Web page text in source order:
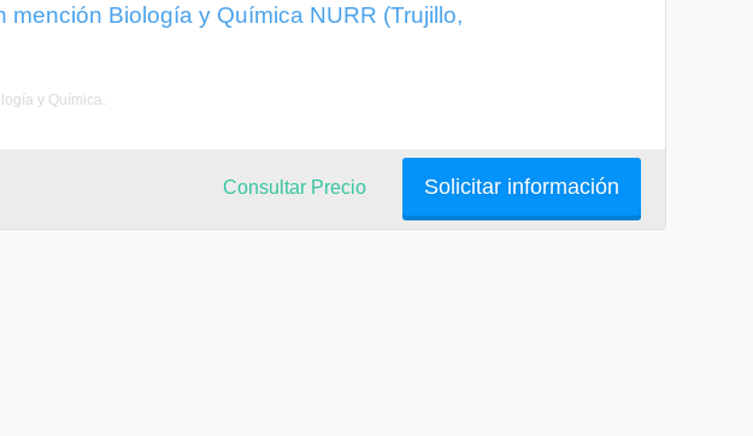
mención Biología y Química NURR (Trujillo,
y Química.
Solicitar información
Consultar Precio